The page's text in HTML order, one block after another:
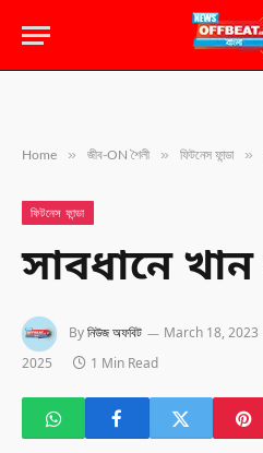
Home » জীব-ON শৈলী » ফিটনেস ফান্ডা »
ফিটনেস ফান্ডা
সাবধানে
Byনিউজ অফবিট March 18, 2023
2025
1 Min Read